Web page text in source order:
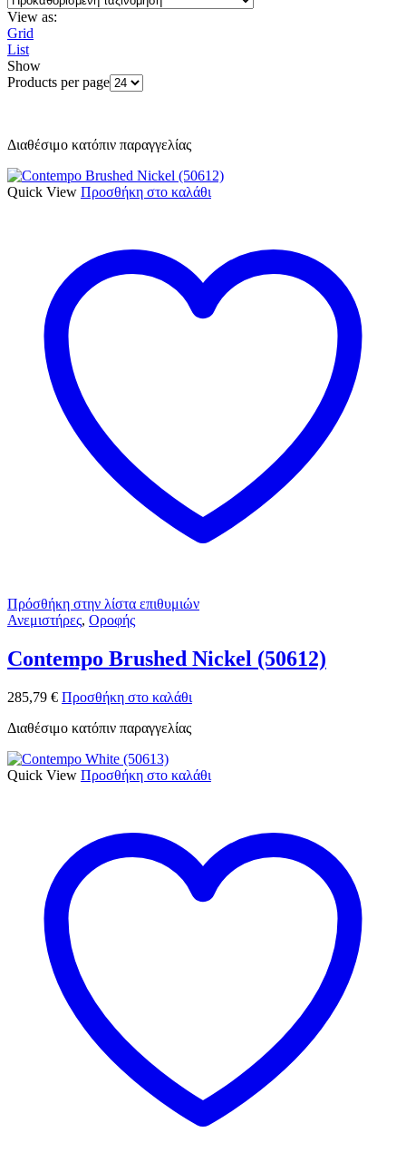
View as:
Grid
List
Show
Products per page
Διαθέσιμο κατόπιν παραγγελίας
Quick View Προσθήκη στο καλάθι
Πρόσθήκη στην λίστα επιθυμιών
Ανεμιστήρες, Οροφής
Contempo Brushed Nickel (50612)
285,79 € Προσθήκη στο καλάθι
Διαθέσιμο κατόπιν παραγγελίας
Quick View Προσθήκη στο καλάθι